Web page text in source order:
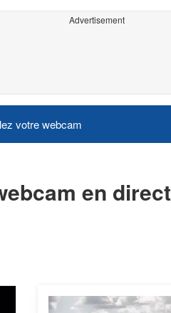
Advertisement
votre webcam
en direct